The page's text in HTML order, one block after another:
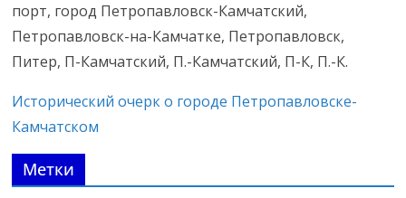
порт, город Петропавловск-Камчатский,
Петропавловск-на-Камчатке, Петропавловск,
Питер, П-Камчатский, П.-Камчатский, П-К, П.-К.
Исторический очерк о городе Петропавловске-
Камчатском
Метки